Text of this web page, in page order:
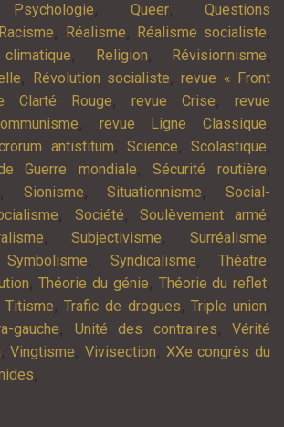
Psychologie, Queer,Questions
Racisme, Réalisme, Réalisme socialiste,
, Religion, Révisionnisme,
, Révolution socialiste,revue « Front
Clarté Rouge, revue Crise, revue
, revue Ligne Classique,
antistitum, Science, Scolastique,
Guerre mondiale,Sécurité routière,
, Sionisme,Situationnisme,Social-
, Société, Soulèvement armé,
,Subjectivisme,Surréalisme,
Symbolisme, Syndicalisme,Théatre,
,Théorie du génie, Théorie du reflet,
Titisme,Trafic de drogues,Triple union,
gauche, Unité des contraires,Vérité
,Vingtisme,Vivisection, XXe congrès du
,